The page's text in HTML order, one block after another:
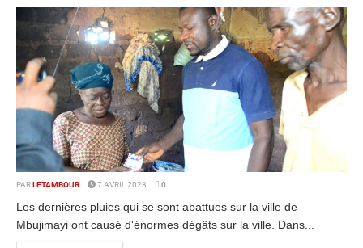
PAR LETAMBOUR 7 AVRIL 2023 0
Les dernières pluies qui se sont abattues sur la ville de
Mbujimayi ont causé d'énormes dégâts sur la ville. Dans...